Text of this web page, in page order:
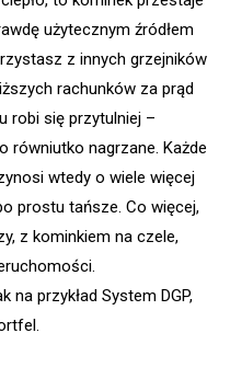
użytecznym źródłem
z innych grzejników
rachunków za prąd
robi się przytulniej –
równiutko nagrzane. Każde
wtedy o wiele więcej
prostu tańsze. Co więcej,
z kominkiem na czele,
przykład System DGP,